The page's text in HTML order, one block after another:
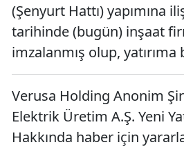
(Şenyurt Hattı) yapımına
tarihinde (bugün) inşaat
imzalanmış olup, yatırıma
Verusa Holding Anonim
Elektrik Üretim A.Ş. Yeni
Hakkında haber için